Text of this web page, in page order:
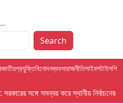
Search
জাতীয়প্রযুক্তিবিনোদনব্যবসারাজনীতিলাইফস্টাইলশিক্ষা
সঙ্গে সমন্বয় করে স্থানীয় নির্বাচনের